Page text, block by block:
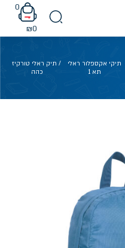
0
₪0
תיקי אקספלור ראלי
תא 1
/ תיק ראלי טורקיז
כהה